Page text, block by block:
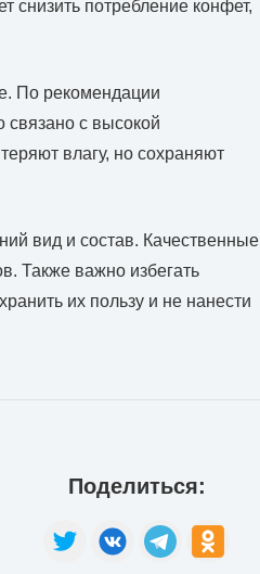
снизить потребление конфет,
По рекомендации
связано с высокой
влагу, но сохраняют
вид и состав. Качественные
Также важно избегать
их пользу и не нанести
Поделиться: